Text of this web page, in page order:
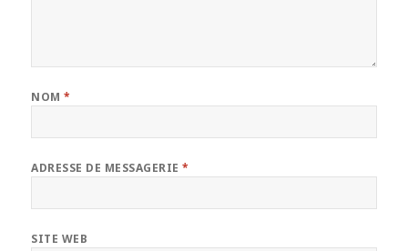
NOM*
ADRESSE DE MESSAGERIE*
SITE WEB